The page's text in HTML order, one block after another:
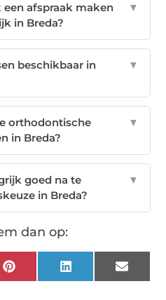
afspraak maken
in Breda?
▼
beschikbaar in
▼
orthodontische
in Breda?
▼
goed na te
in Breda?
▼
dan op:
Pinterest LinkedIn Email